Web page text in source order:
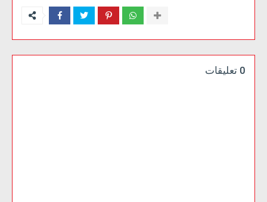
0 تعليقات